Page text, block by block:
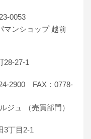
0053
マンショップ 越前
28-27-1
2900 FAX：0778-
ジュ （売買部門）
3丁目2-1